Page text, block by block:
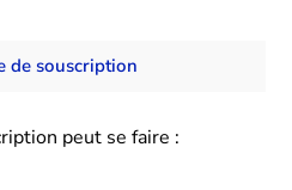
de souscription
peut se faire :